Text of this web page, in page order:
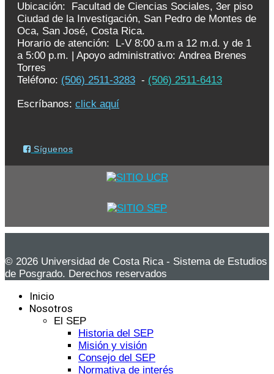
Ubicación: Facultad de Ciencias Sociales, 3er piso
Ciudad de la Investigación, San Pedro de Montes de
Oca, San José, Costa Rica.
Horario de atención: L-V 8:00 a.m a 12 m.d. y de 1
a 5:00 p.m. | Apoyo administrativo: Andrea Brenes
Torres
Teléfono: (506) 2511-3283 - (506) 2511-6413
Escríbanos: click aquí
Síguenos
© 2026 Universidad de Costa Rica - Sistema de Estudios
de Posgrado. Derechos reservados
Inicio
Nosotros
El SEP
Historia del SEP
Misión y visión
Consejo del SEP
Normativa de interés